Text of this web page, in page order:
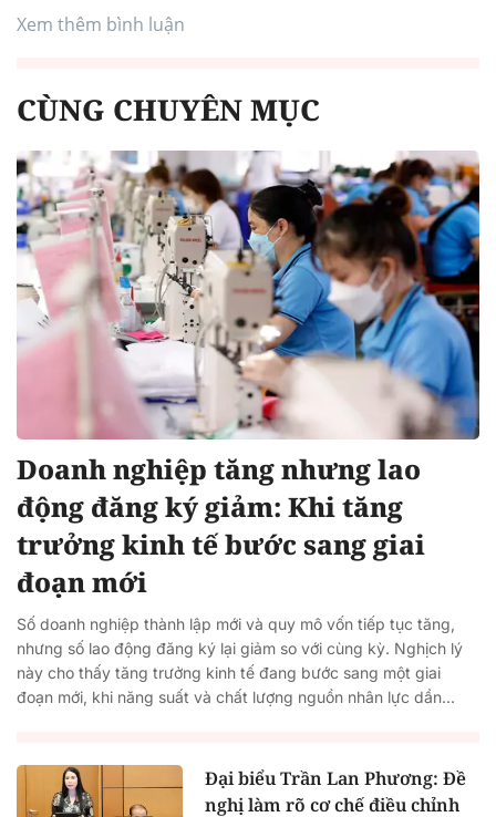
Xem thêm bình luận
CÙNG CHUYÊN MỤC
Doanh nghiệp tăng nhưng lao
động đăng ký giảm: Khi tăng
trưởng kinh tế bước sang giai
đoạn mới
Số doanh nghiệp thành lập mới và quy mô vốn tiếp tục tăng,
nhưng số lao động đăng ký lại giảm so với cùng kỳ. Nghịch lý
này cho thấy tăng trưởng kinh tế đang bước sang một giai
đoạn mới, khi năng suất và chất lượng nguồn nhân lực dần...
Đại biểu Trần Lan Phương: Đề
nghị làm rõ cơ chế điều chỉnh